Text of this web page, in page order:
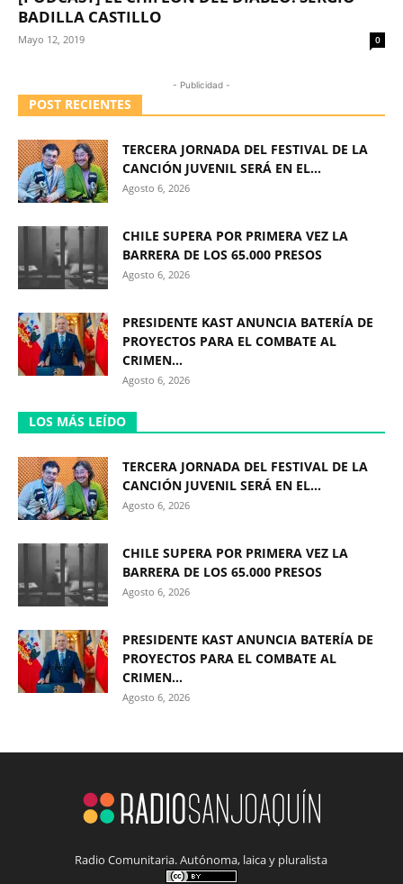
BADILLA CASTILLO
Mayo 12, 2019 0
- Publicidad -
POST RECIENTES
TERCERA JORNADA DEL FESTIVAL DE LA
CANCIÓN JUVENIL SERÁ EN EL...
Agosto 6, 2026
CHILE SUPERA POR PRIMERA VEZ LA
BARRERA DE LOS 65.000 PRESOS
Agosto 6, 2026
PRESIDENTE KAST ANUNCIA BATERÍA DE
PROYECTOS PARA EL COMBATE AL
CRIMEN...
Agosto 6, 2026
LOS MÁS LEÍDO
TERCERA JORNADA DEL FESTIVAL DE LA
CANCIÓN JUVENIL SERÁ EN EL...
Agosto 6, 2026
CHILE SUPERA POR PRIMERA VEZ LA
BARRERA DE LOS 65.000 PRESOS
Agosto 6, 2026
PRESIDENTE KAST ANUNCIA BATERÍA DE
PROYECTOS PARA EL COMBATE AL
CRIMEN...
Agosto 6, 2026
Radio Comunitaria. Autónoma, laica y pluralista